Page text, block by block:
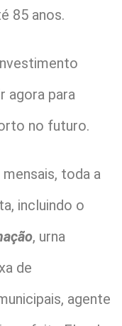
85 anos.
agora para
no futuro.
toda a
incluindo o
, urna
de
agente